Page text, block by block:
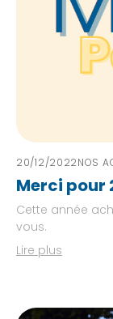
20/12/2022NOS
Merci pour
Cette année
vous.
Lire plus